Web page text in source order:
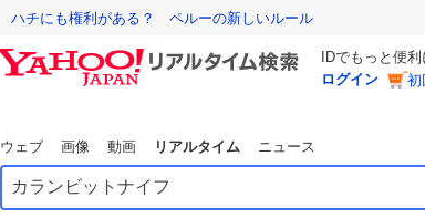
ハチにも権利がある？ ペルーの新しいルール
IDでもっと便利
ログイン
初
ウェブ 画像 動画 リアルタイム ニュース